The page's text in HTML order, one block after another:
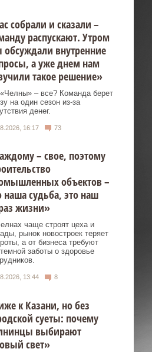
собрали и сказали –
распускают. Утром
внутренние
а уже днем нам
такое решение»
– все? Команда берет
на один сезон из-за
денег.
16:17 73
– свое, поэтому
объектов –
наша судьба, это наш
жизни»
чаще строят цеха и
рынок новостроек теряет
а от бизнеса требуют
заботы о здоровье
13:44 8
к Казани, но без
суеты: почему
выбирают
свет»